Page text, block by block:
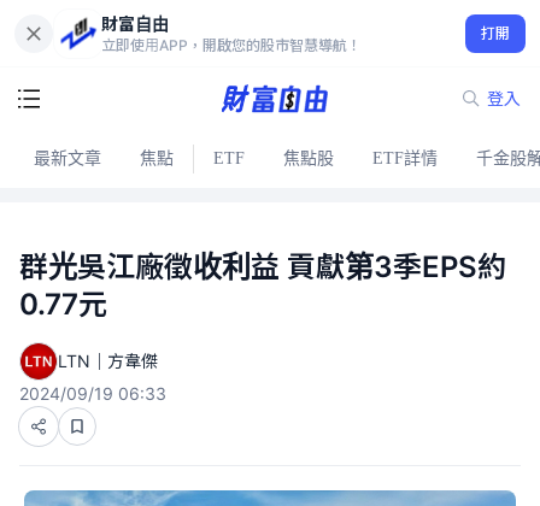
財富自由
立即使用APP，開啟您的股市智慧導航！
打開
登入
最新文章 焦點 ETF 焦點股 ETF詳情 千金股
群光吳江廠徵收利益 貢獻第3季EPS約
0.77元
LTN｜方韋傑
2024/09/19 06:33